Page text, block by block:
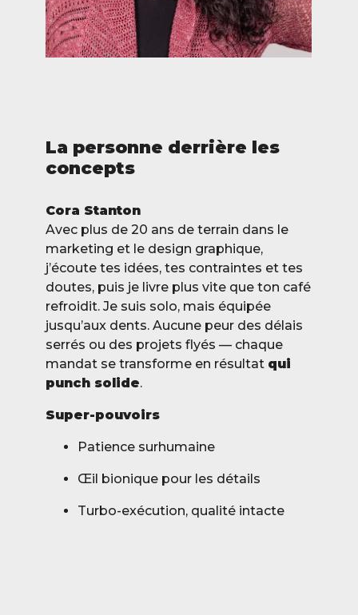
La personne derrière les
concepts
Cora Stanton
Avec plus de 20 ans de terrain dans le
marketing et le design graphique,
j’écoute tes idées, tes contraintes et tes
doutes, puis je livre plus vite que ton café
refroidit. Je suis solo, mais équipée
jusqu’aux dents. Aucune peur des délais
serrés ou des projets flyés — chaque
mandat se transforme en résultat qui
punch solide.
Super-pouvoirs
Patience surhumaine
Œil bionique pour les détails
Turbo-exécution, qualité intacte